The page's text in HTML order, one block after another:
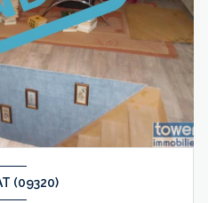
(09320)